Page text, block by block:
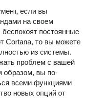
если вы
на своем
постоянные
Cortana, то вы можете
из системы.
проблем с вашей
образом, вы по-
всеми функциями
новых опций от